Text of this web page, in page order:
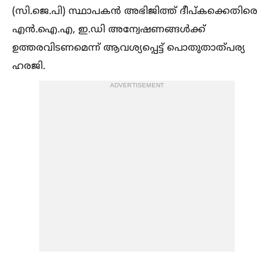
(സി.ജെ.പി) സ്ഥാപകൻ അഭിജിത്ത് ദീപ്കക്കെതിരെ
എൻ.ഐ.എ, ഇ.ഡി അന്വേഷണങ്ങള്‍ക്ക്
ഉത്തരവിടണമെന്ന് ആവശ്യപ്പെട്ട് പൊതുതാത്പര്യ
ഹരജി.
ADVERTISEMENT